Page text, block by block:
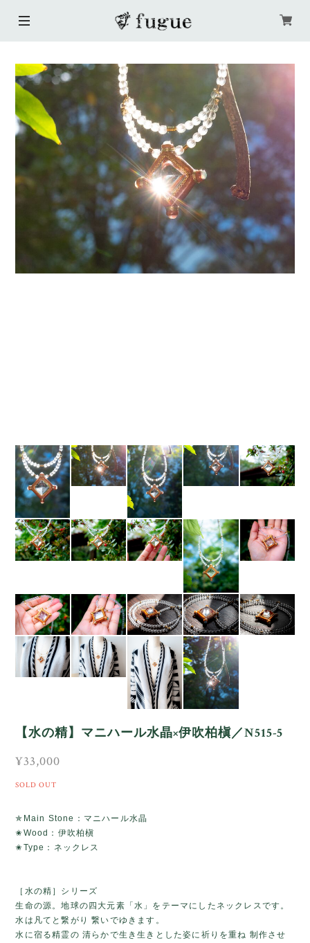
【水の精】マニハール水晶×伊吹柏槇／N515-5
¥33,000
SOLD OUT
✯Main Stone：マニハール水晶
✬Wood：伊吹柏槇
✬Type：ネックレス
［水の精］シリーズ
生命の源。地球の四大元素「水」をテーマにしたネックレスです。
水は凡てと繋がり 繋いでゆきます。
水に宿る精霊の 清らかで生き生きとした姿に祈りを重ね 制作させ